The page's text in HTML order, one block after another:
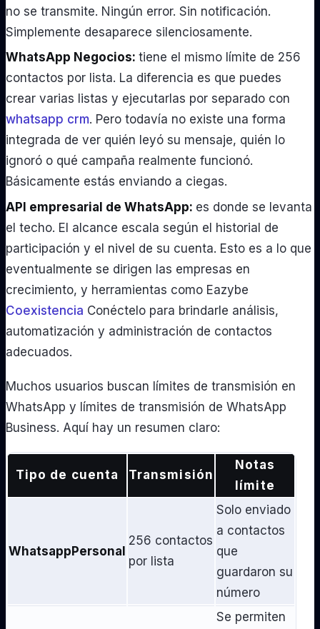
no se transmite. Ningún error. Sin notificación.
Simplemente desaparece silenciosamente.
WhatsApp Negocios: tiene el mismo límite de 256
contactos por lista. La diferencia es que puedes
crear varias listas y ejecutarlas por separado con
whatsapp crm. Pero todavía no existe una forma
integrada de ver quién leyó su mensaje, quién lo
ignoró o qué campaña realmente funcionó.
Básicamente estás enviando a ciegas.
API empresarial de WhatsApp: es donde se levanta
el techo. El alcance escala según el historial de
participación y el nivel de su cuenta. Esto es a lo que
eventualmente se dirigen las empresas en
crecimiento, y herramientas como Eazybe
Coexistencia Conéctelo para brindarle análisis,
automatización y administración de contactos
adecuados.
Muchos usuarios buscan límites de transmisión en
WhatsApp y límites de transmisión de WhatsApp
Business. Aquí hay un resumen claro:
Tipo de cuenta Transmisión
Notas
límite
WhatsappPersonal
256 contactos
por lista
Solo enviado
a contactos
que
guardaron su
número
Se permiten